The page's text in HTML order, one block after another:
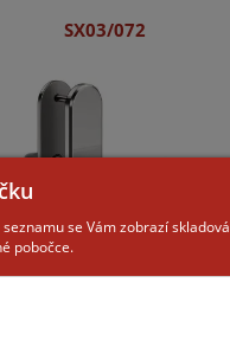
SX03/072
se Vám zobrazí skladová
pobočce.